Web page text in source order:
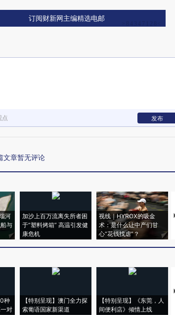
订阅财新网主编精选电邮
点 发布
文章暂无评论
河
与
加沙上百万流离失所者困
于“塑料烤箱” 高温引发健
康危机
视线｜HYROX的吸金
术：是什么让中产们甘
心“花钱找虐”？
种
对
【特别呈现】澳门全力探
索葡语国家新渠道
【特别呈现】《东莞，人
间便利店》倾情上线